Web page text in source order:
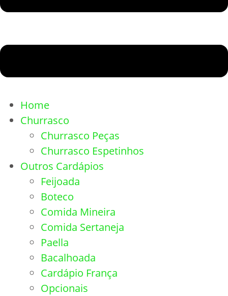
Home
Churrasco
Churrasco Peças
Churrasco Espetinhos
Outros Cardápios
Feijoada
Boteco
Comida Mineira
Comida Sertaneja
Paella
Bacalhoada
Cardápio França
Opcionais